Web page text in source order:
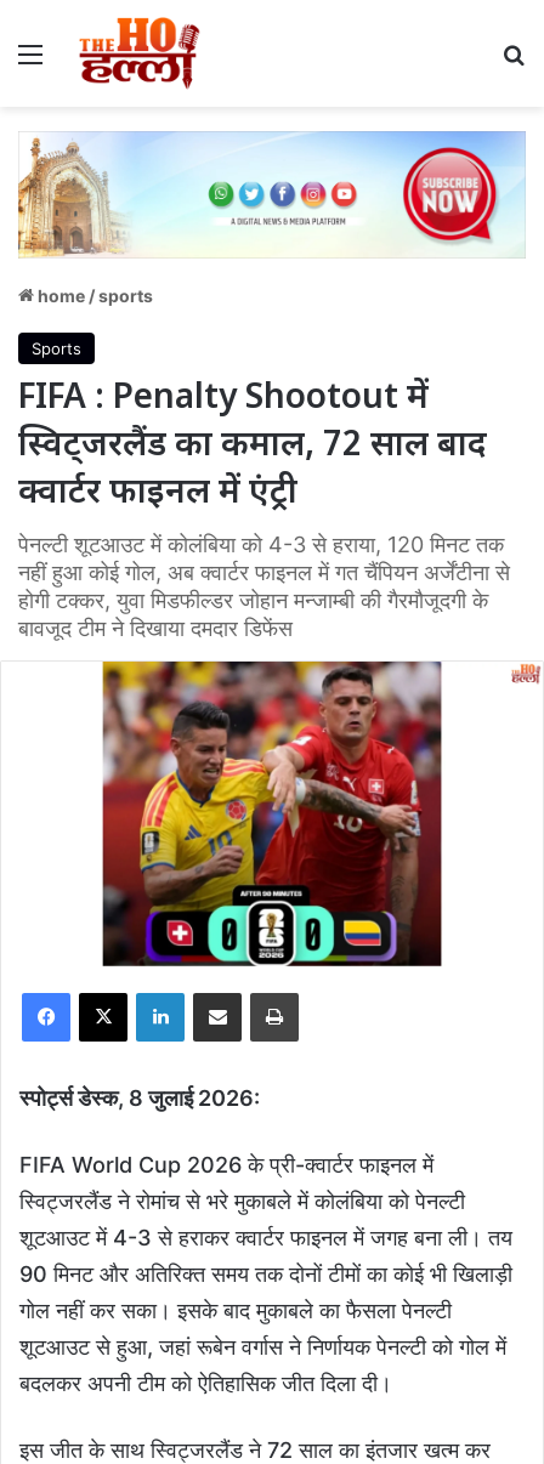
Menu
home /sports
Sports
FIFA : Penalty Shootout में
स्विट्जरलैंड का कमाल, 72 साल बाद
क्वार्टर फाइनल में एंट्री
पेनल्टी शूटआउट में कोलंबिया को 4-3 से हराया, 120 मिनट तक
नहीं हुआ कोई गोल, अब क्वार्टर फाइनल में गत चैंपियन अर्जेंटीना से
होगी टक्कर, युवा मिडफील्डर जोहान मन्जाम्बी की गैरमौजूदगी के
बावजूद टीम ने दिखाया दमदार डिफेंस
Facebook
X LinkedInShare via Email Print
स्पोर्ट्स डेस्क, 8 जुलाई 2026:
FIFA World Cup 2026 के प्री-क्वार्टर फाइनल में
स्विट्जरलैंड ने रोमांच से भरे मुकाबले में कोलंबिया को पेनल्टी
शूटआउट में 4-3 से हराकर क्वार्टर फाइनल में जगह बना ली। तय
90 मिनट और अतिरिक्त समय तक दोनों टीमों का कोई भी खिलाड़ी
गोल नहीं कर सका। इसके बाद मुकाबले का फैसला पेनल्टी
शूटआउट से हुआ, जहां रूबेन वर्गास ने निर्णायक पेनल्टी को गोल में
बदलकर अपनी टीम को ऐतिहासिक जीत दिला दी।
इस जीत के साथ स्विट्जरलैंड ने 72 साल का इंतजार खत्म कर